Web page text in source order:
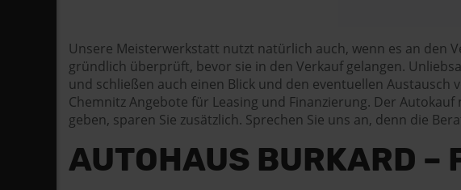
Unsere Meisterwerkstatt nutzt natürlich auch, wenn es an den
gründlich überprüft, bevor sie in den Verkauf gelangen.
und schließen auch einen Blick und den eventuellen
Chemnitz Angebote für Leasing und Finanzierung. Der
geben, sparen Sie zusätzlich. Sprechen Sie uns an, denn die
AUTOHAUS BURKARD –